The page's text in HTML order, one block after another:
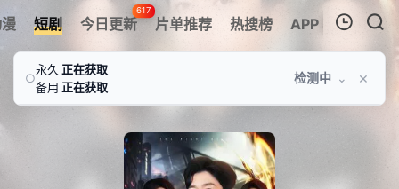
短剧 今日更新
617
片单推荐 热搜榜 APP
○
永久 正在获取
备用 正在获取
检测中 ⌄ ×